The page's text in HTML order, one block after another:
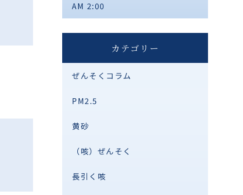
AM 2:00
カテゴリー
ぜんそくコラム
PM2.5
黄砂
（咳）ぜんそく
長引く咳